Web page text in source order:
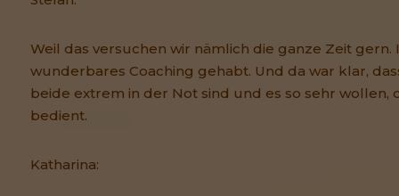
Weil das versuchen wir nämlich die ganze Zeit gern.
wunderbares Coaching gehabt. Und da war klar,
beide extrem in der Not sind und es so sehr wollen,
bedient.
Katharina: